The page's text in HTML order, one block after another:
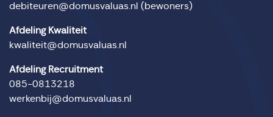
debiteuren@domusvaluas.nl (bewoners)
Afdeling Kwaliteit
kwaliteit@domusvaluas.nl
Afdeling Recruitment
085-0813218
werkenbij@domusvaluas.nl